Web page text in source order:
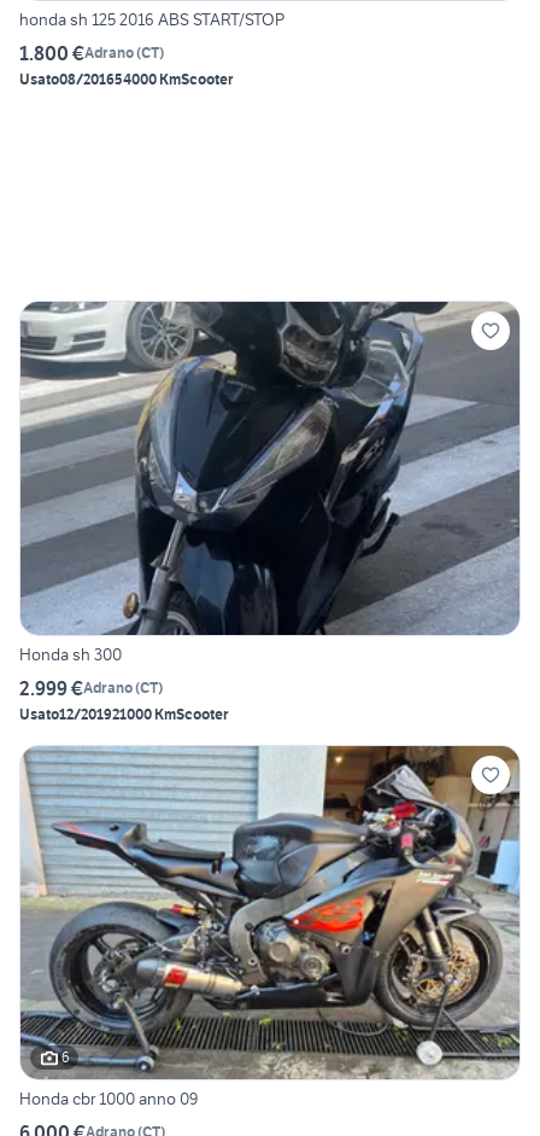
honda sh 125 2016 ABS START/STOP
1.800 €Adrano(CT)
Usato08/201654000 KmScooter
Honda sh 300
2.999 €Adrano(CT)
Usato12/201921000 KmScooter
6
Honda cbr 1000 anno 09
Adrano(CT)